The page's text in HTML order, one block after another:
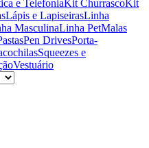
e TelefoniaKit ChurrascoKit
Lápis e LapiseirasLinha
MasculinaLinha PetMalas
Pen DrivesPorta-
Squeezes e
Vestuário